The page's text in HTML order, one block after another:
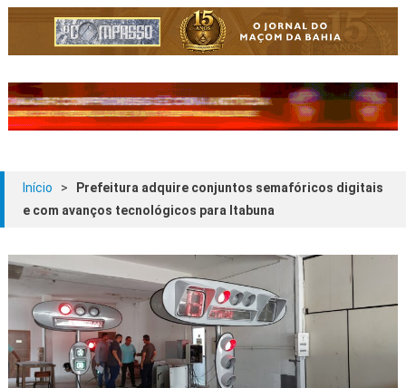
Início >
Prefeitura adquire conjuntos semafóricos digitais
e com avanços tecnológicos para Itabuna